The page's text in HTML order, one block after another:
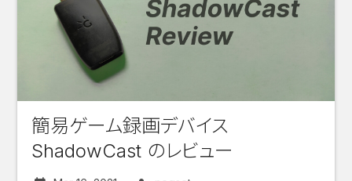
簡易ゲーム録画デバイス
ShadowCast のレビュー